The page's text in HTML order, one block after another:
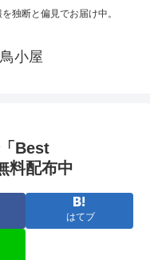
独断と偏見でお届け中。
小屋
Best
料配布中
はてブ